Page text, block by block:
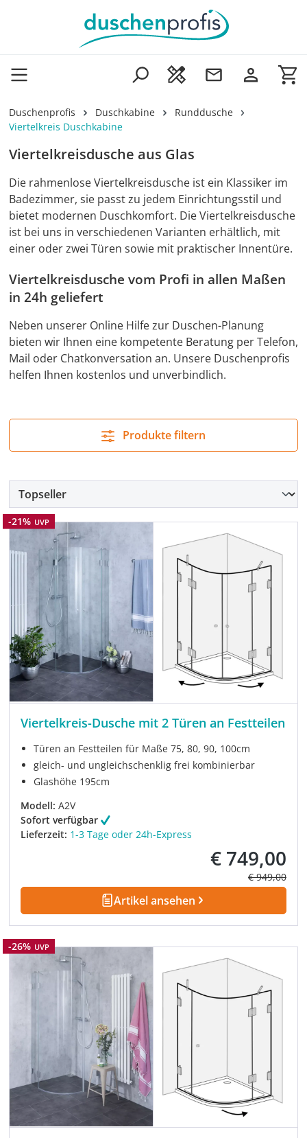
Zum Hauptinhalt springen
Duschenprofis Duschkabine
Runddusche
Viertelkreis Duschkabine
Viertelkreisdusche aus Glas
Die rahmenlose Viertelkreisdusche ist ein Klassiker im
Badezimmer, sie passt zu jedem Einrichtungsstil und
bietet modernen Duschkomfort. Die Viertelkreisdusche
ist bei uns in verschiedenen Varianten erhältlich, mit
einer oder zwei Türen sowie mit praktischer Innentüre.
Viertelkreisdusche vom Profi in allen Maßen
in 24h geliefert
Neben unserer Online Hilfe zur Duschen-Planung
bieten wir Ihnen eine kompetente Beratung per Telefon,
Mail oder Chatkonversation an. Unsere Duschenprofis
helfen Ihnen kostenlos und unverbindlich.
Produkte filtern
Rabatt
-21% UVP
Viertelkreis-Dusche mit 2 Türen an Festteilen
Türen an Festteilen für Maße 75, 80, 90, 100cm
gleich- und ungleichschenklig frei kombinierbar
Glashöhe 195cm
Modell: A2V
Sofort verfügbar
Lieferzeit: 1-3 Tage oder 24h-Express
Verkaufspreis:
€ 749,00
Regulärer
€ 949,00
Artikel ansehen
Rabatt
-26% UVP